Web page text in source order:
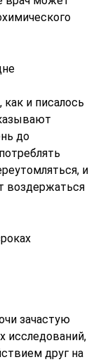
и писалось
до
и
воздержаться
зачастую
исследований,
друг на